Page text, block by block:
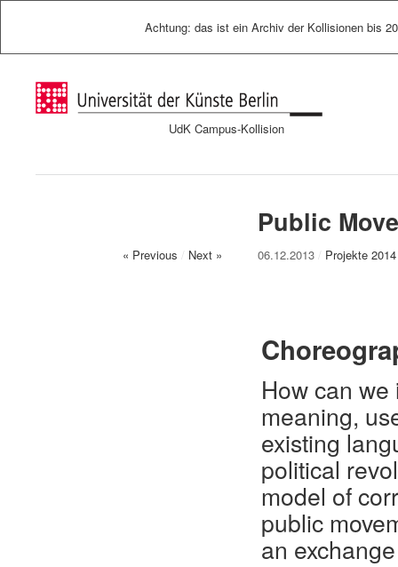
Achtung: das ist ein Archiv der Kollisionen bis
UdK Campus-Kollision
Public
« Previous / Next » 06.12.2013 / Projekte 2014
How can
meaning,
existing
political
model of
public
an